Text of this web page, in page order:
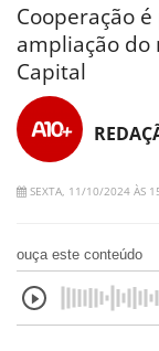
Cooperação
ampliação
Capital
SEXTA, 11/10/2024 ÀS
ouça este conteúdo